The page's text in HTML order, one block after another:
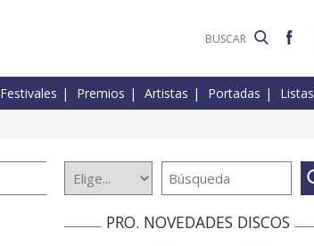
Festivales Premios Artistas Portadas Listas
PRO. NOVEDADES DISCOS